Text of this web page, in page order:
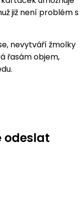
již není problém s
nevytváří žmolky
řasám objem,
odeslat